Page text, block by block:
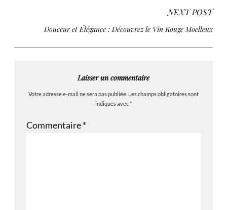
NEXT POST
Douceur et Élégance : Découvrez le Vin Rouge Moelleux
Laisser un commentaire
Votre adresse e-mail ne sera pas publiée. Les champs obligatoires sont
indiqués avec*
Commentaire*